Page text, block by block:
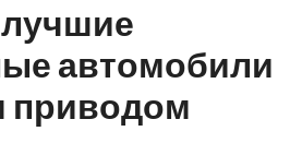
автомобили
приводом